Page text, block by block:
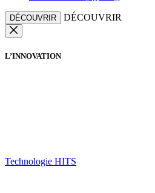
DÉCOUVRIR DÉCOUVRIR
L’INNOVATION
Technologie HITS